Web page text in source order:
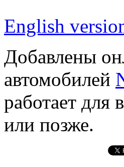
English
Добавлены
автомобилей
работает для
или позже.